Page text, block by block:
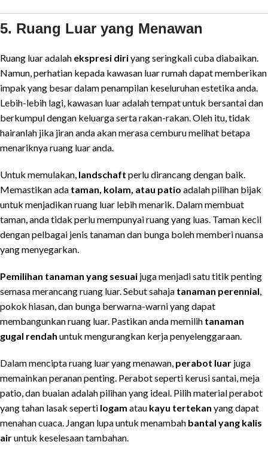
5. Ruang Luar yang Menawan
Ruang luar adalah ekspresi diriyang seringkali cuba diabaikan.
Namun, perhatian kepada kawasan luar rumah dapat memberikan
impak yang besar dalam penampilan keseluruhan estetika anda.
Lebih-lebih lagi, kawasan luar adalah tempat untuk bersantai dan
berkumpul dengan keluarga serta rakan-rakan. Oleh itu, tidak
hairanlah jika jiran anda akan merasa cemburu melihat betapa
menariknya ruang luar anda.
Untuk memulakan, landschaft perlu dirancang dengan baik.
Memastikan ada taman, kolam, atau patio adalah pilihan bijak
untuk menjadikan ruang luar lebih menarik. Dalam membuat
taman, anda tidak perlu mempunyai ruang yang luas. Taman kecil
dengan pelbagai jenis tanaman dan bunga boleh memberi nuansa
yang menyegarkan.
Pemilihan tanaman yang sesuai juga menjadi satu titik penting
semasa merancang ruang luar. Sebut sahaja tanaman perennial
pokok hiasan, dan bunga berwarna-warni yang dapat
membangunkan ruang luar. Pastikan anda memilih tanaman
gugal rendah untuk mengurangkan kerja penyelenggaraan.
Dalam mencipta ruang luar yang menawan, perabot luar juga
memainkan peranan penting. Perabot seperti kerusi santai, meja
patio, dan buaian adalah pilihan yang ideal. Pilih material perabot
yang tahan lasak seperti logam atau kayu tertekan yang dapat
menahan cuaca. Jangan lupa untuk menambah bantal yang kalis
airuntuk keselesaan tambahan.